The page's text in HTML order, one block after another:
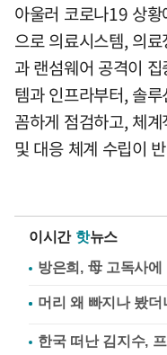
아울러 코로나19 상
으로 의료시스템, 의
과 랜섬웨어 공격이
템과 인프라부터, 솔
꼼하게 점검하고, 체
및 대응 체계 수립이
이시간 핫뉴스
방은희, 母 고독사
한국 떠난 김지수,